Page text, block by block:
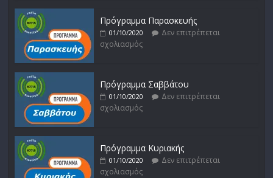
Πρόγραμμα Παρασκευής
01/10/2020
Δεν επιτρέπεται
σχολιασμός
Πρόγραμμα Σαββάτου
01/10/2020
Δεν επιτρέπεται
σχολιασμός
Πρόγραμμα Κυριακής
01/10/2020
Δεν επιτρέπεται
σχολιασμός